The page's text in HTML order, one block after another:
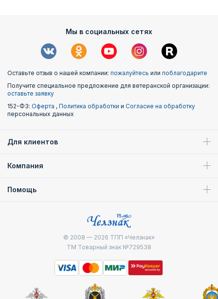
Мы в социальных сетях
Оставьте отзыв о нашей компании: пожалуйтесь или поблагодарите
Получите специальное предложение для ветеранской организации:
оставьте заявку
152-ФЗ: Оферта , Политика обработки и Согласие на обработку
персональных данных
Для клиентов
Компания
Помощь
© 2008 — 2026 ТПП «Челзнак»
ТМ Товарный знак №729538